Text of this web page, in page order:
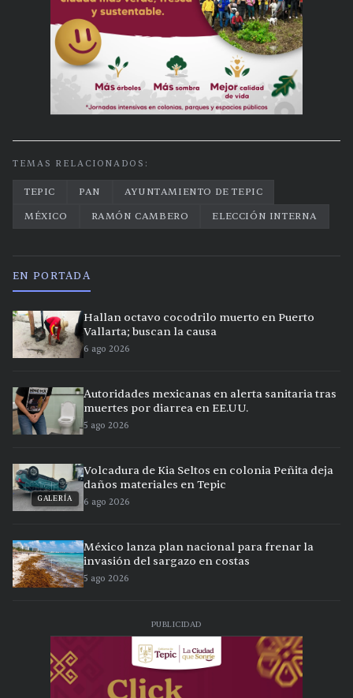
TEMAS RELACIONADOS:
TEPIC PAN
AYUNTAMIENTO DE TEPIC
MÉXICO
RAMÓN CAMBERO ELECCIÓN INTERNA
EN PORTADA
Hallan octavo cocodrilo muerto en Puerto
Vallarta; buscan la causa
6 ago 2026
Autoridades mexicanas en alerta sanitaria tras
muertes por diarrea en EE.UU.
5 ago 2026
GALERÍA
Volcadura de Kia Seltos en colonia Peñita deja
daños materiales en Tepic
6 ago 2026
México lanza plan nacional para frenar la
invasión del sargazo en costas
5 ago 2026
PUBLICIDAD